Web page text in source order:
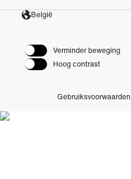
België
Verminder beweging
Hoog contrast
Gebruiksvoorwaarden